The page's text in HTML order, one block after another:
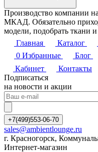
Производство компании
МКАД. Обязательно
модели, подобрать ткани
Главная
Каталог
0 Избранные Блог
Кабинет
Контакты
Подписаться
на новости и акции
+7(499)553-06-70
sales@ambientlounge.ru
г. Красногорск,
Интернет-магазин